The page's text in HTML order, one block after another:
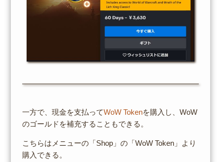
一方で、現金を支払ってWoW Tokenを購入し、WoW
のゴールドを補充することもできる。
こちらはメニューの「Shop」の「WoW Token」より
購入できる。